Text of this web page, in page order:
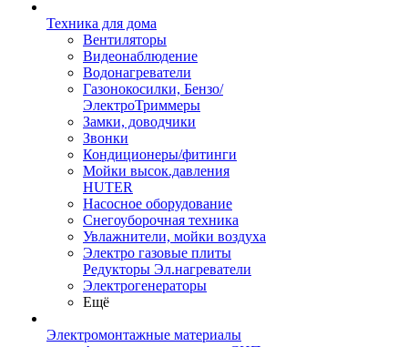
Техника для дома
Вентиляторы
Видеонаблюдение
Водонагреватели
Газонокосилки, Бензо/
ЭлектроТриммеры
Замки, доводчики
Звонки
Кондиционеры/фитинги
Мойки высок.давления
HUTER
Насосное оборудование
Снегоуборочная техника
Увлажнители, мойки воздуха
Электро газовые плиты
Редукторы Эл.нагреватели
Электрогенераторы
Ещё
Электромонтажные материалы